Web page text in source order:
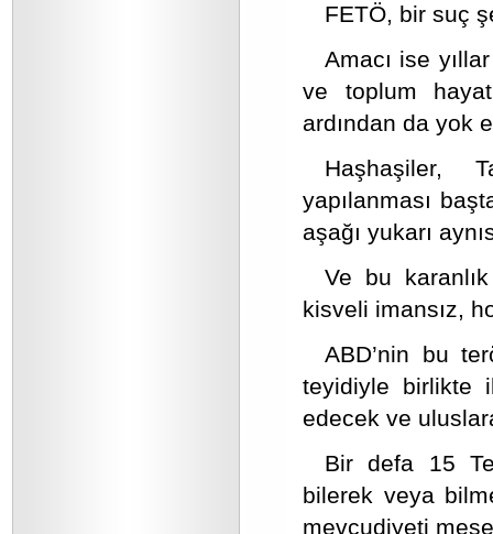
FETÖ, bir suç
Amacı ise
ve toplum
ardından da yok
Haşhaşiler,
yapılanması
aşağı yukarı
Ve bu
kisveli imansız,
ABD’nin bu
teyidiyle birlikte
edecek ve
Bir defa 15
bilerek veya
mevcudiyeti